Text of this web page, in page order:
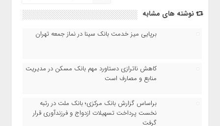
نوشته های مشابه
برپایی میز خدمت بانک سینا در نماز جمعه تهران
کاهش ناترازی دستاورد مهم بانک مسکن در مدیریت
منابع و مصارف است
براساس گزارش بانک مرکزی؛ بانک ملت در رتبه
نخست پرداخت تسهیلات ازدواج و فرزندآوری قرار
گرفت